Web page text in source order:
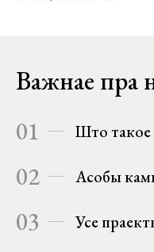
Важнае пра
01 Што такое
02 Асобы
03 Усе